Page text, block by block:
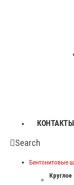
КОНТАКТЫ
Search
Бентонитовые
Круглое